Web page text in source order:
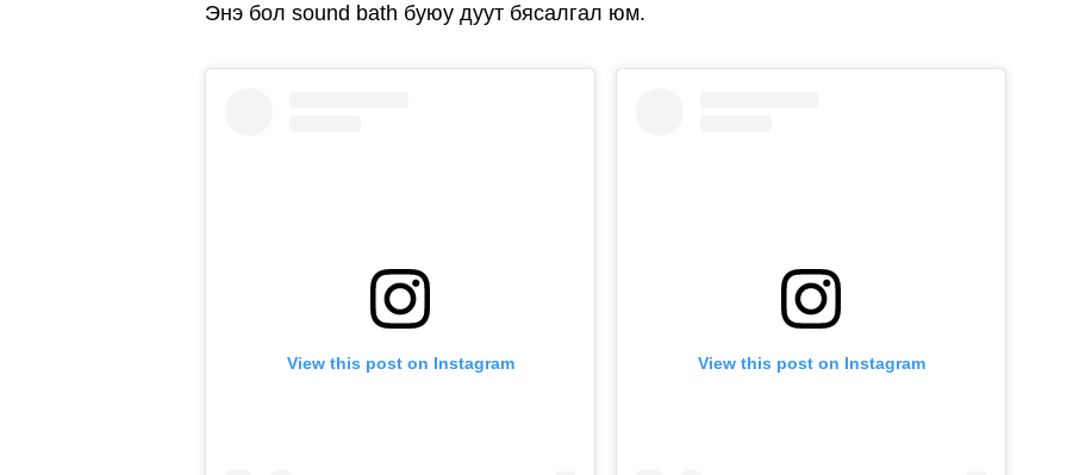
Энэ бол sound bath буюу дуут бясалгал юм.
View this post on Instagram View this post on Instagram